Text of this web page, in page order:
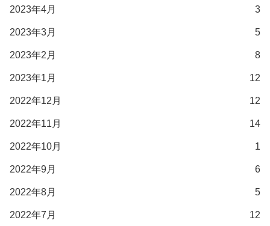
2023年4月 3
2023年3月 5
2023年2月 8
2023年1月 12
2022年12月 12
2022年11月 14
2022年10月 1
2022年9月 6
2022年8月 5
2022年7月 12